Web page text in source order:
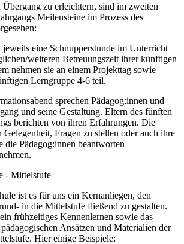
zu erleichtern, sind im zweiten
Meilensteine im Prozess des
eine Schnupperstunde im Unterricht
weiteren Betreuungszeit ihrer künftigen
nehmen sie an einem Projekttag sowie
Lerngruppe 4-6 teil.
sprechen Pädagog:innen und
und seine Gestaltung. Eltern des fünften
berichten von ihren Erfahrungen. Die
Gelegenheit, Fragen zu stellen oder auch ihre
die Pädagog:innen beantworten
- Mittelstufe
ist es für uns ein Kernanliegen, den
in die Mittelstufe fließend zu gestalten.
frühzeitiges Kennenlernen sowie das
Ansätzen und Materialien der
Hier einige Beispiele: